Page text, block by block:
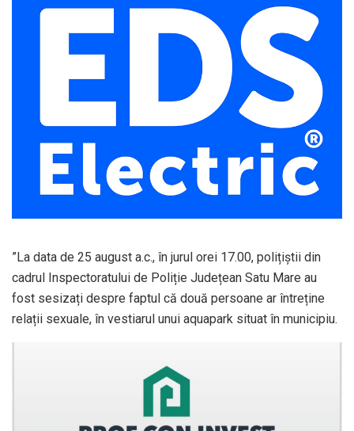
”La data de 25 august a.c., în jurul orei 17.00, polițiștii din
cadrul Inspectoratului de Poliție Județean Satu Mare au
fost sesizați despre faptul că două persoane ar întreține
relații sexuale, în vestiarul unui aquapark situat în municipiu.